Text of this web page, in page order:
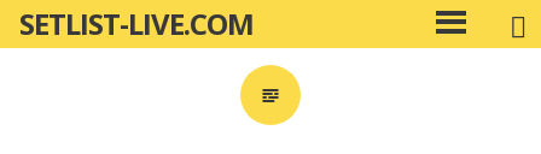
ン
SETLIST-LIVE.COM
メ
イ